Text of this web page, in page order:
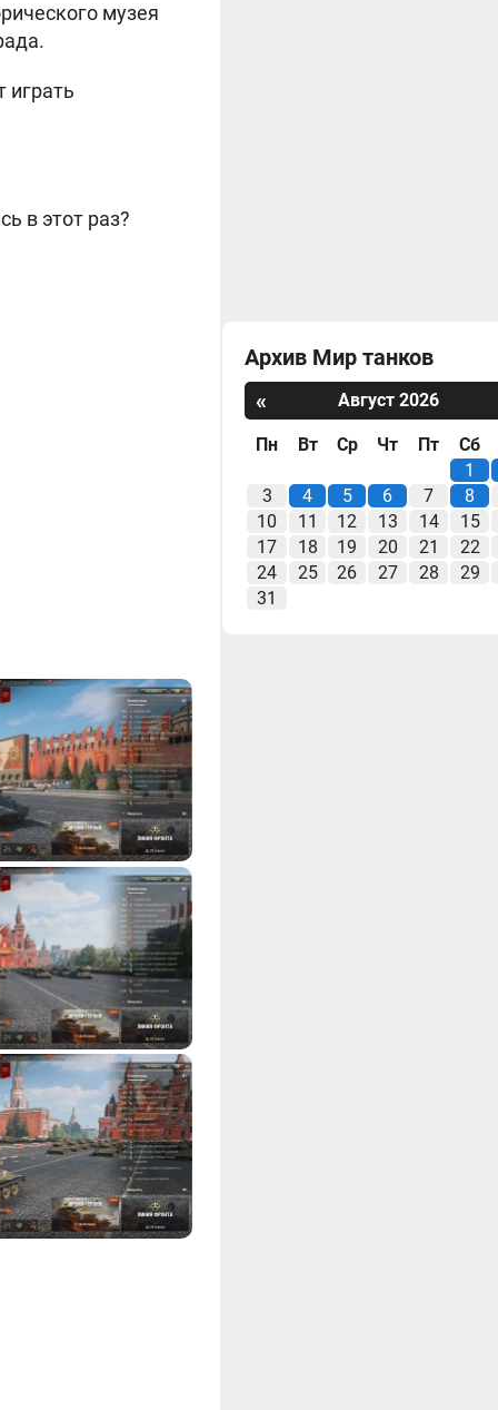
музея
играть
в этот раз?
Архив Мир танков
«
Август 2026
Пн Вт Ср Чт Пт
Сб
1
3
4 5 6 7
8
10
11 12 13 14
15
17
18 19 20 21
22
24
25 26 27 28
29
31